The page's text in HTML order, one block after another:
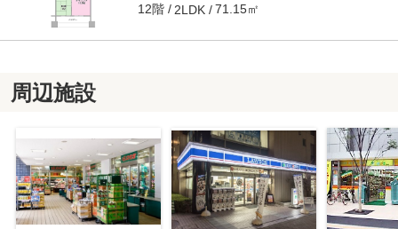
12階 2LDK 71.15㎡
周辺施設